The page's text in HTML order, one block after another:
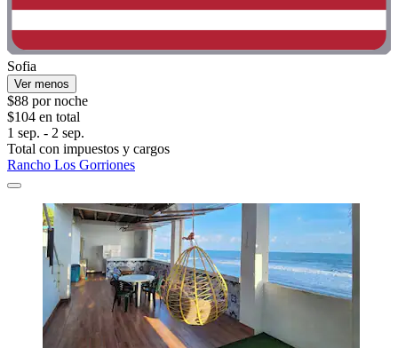
Sofia
Ver menos
$88 por noche
$104 en total
1 sep. - 2 sep.
Total con impuestos y cargos
Rancho Los Gorriones